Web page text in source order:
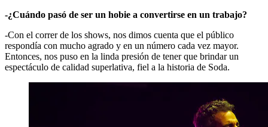
-¿Cuándo pasó de ser un hobie a convertirse en un trabajo?
-Con el correr de los shows, nos dimos cuenta que el público
respondía con mucho agrado y en un número cada vez mayor.
Entonces, nos puso en la linda presión de tener que brindar un
espectáculo de calidad superlativa, fiel a la historia de Soda.